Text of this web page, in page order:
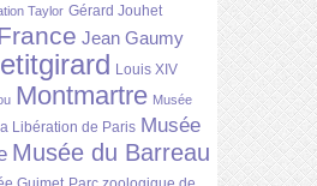
Taylor Gérard Jouhet
Jean Gaumy
Louis XIV
Montmartre Musée
Libération de Paris Musée
Musée du Barreau